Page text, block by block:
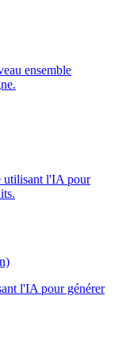
ensemble
utilisant l'IA pour
l'IA pour générer